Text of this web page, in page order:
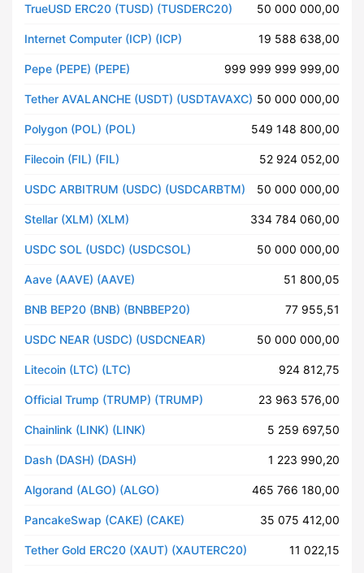
TrueUSD ERC20 (TUSD) (TUSDERC20) 50 000 000,00
Internet Computer (ICP) (ICP) 19 588 638,00
Pepe (PEPE) (PEPE) 999 999 999 999,00
Tether AVALANCHE (USDT) (USDTAVAXC) 50 000 000,00
Polygon (POL) (POL) 549 148 800,00
Filecoin (FIL) (FIL) 52 924 052,00
USDC ARBITRUM (USDC) (USDCARBTM) 50 000 000,00
Stellar (XLM) (XLM) 334 784 060,00
USDC SOL (USDC) (USDCSOL) 50 000 000,00
Aave (AAVE) (AAVE) 51 800,05
BNB BEP20 (BNB) (BNBBEP20) 77 955,51
USDC NEAR (USDC) (USDCNEAR) 50 000 000,00
Litecoin (LTC) (LTC) 924 812,75
Official Trump (TRUMP) (TRUMP) 23 963 576,00
Chainlink (LINK) (LINK) 5 259 697,50
Dash (DASH) (DASH) 1 223 990,20
Algorand (ALGO) (ALGO) 465 766 180,00
PancakeSwap (CAKE) (CAKE) 35 075 412,00
Tether Gold ERC20 (XAUT) (XAUTERC20) 11 022,15